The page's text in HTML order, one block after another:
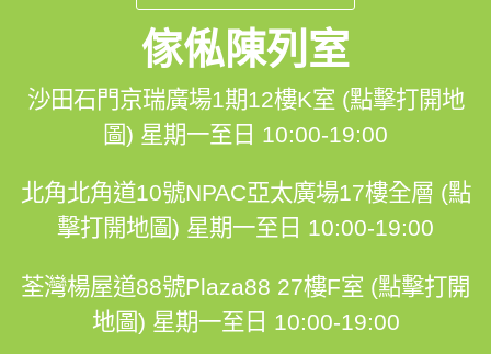
傢俬陳列室
沙田石門京瑞廣場1期12樓K室 (點擊打開地
圖) 星期一至日 10:00-19:00
北角北角道10號NPAC亞太廣場17樓全層 (點
擊打開地圖) 星期一至日 10:00-19:00
荃灣楊屋道88號Plaza88 27樓F室 (點擊打開
地圖) 星期一至日 10:00-19:00